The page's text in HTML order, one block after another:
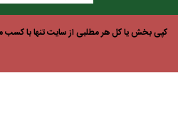
بخش یا کل هر مطلبی از سایت تنها با کسب